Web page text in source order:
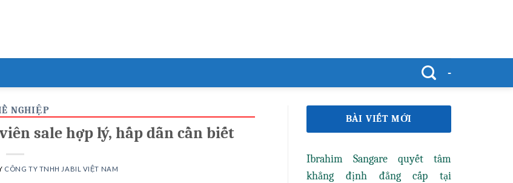
-
NGHIỆP
sale hợp lý, hấp dẫn cần biết
CÔNG TY TNHH JABIL VIỆT NAM
BÀI VIẾT MỚI
Ibrahim Sangare quyết tâm
khẳng định đẳng cấp tại